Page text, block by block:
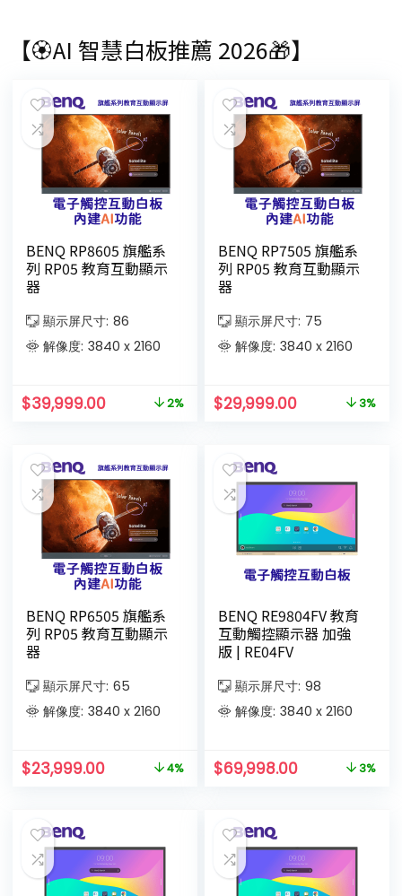
【🏵AI 智慧白板推薦 2026🎁】
BENQ RP8605 旗艦系
列 RP05 教育互動顯示
器
顯示屏尺寸: 86
解像度: 3840 x 2160
$39,999.00 2%
BENQ RP7505 旗艦系
列 RP05 教育互動顯示
器
顯示屏尺寸: 75
解像度: 3840 x 2160
$29,999.00 3%
BENQ RP6505 旗艦系
列 RP05 教育互動顯示
器
顯示屏尺寸: 65
解像度: 3840 x 2160
$23,999.00 4%
BENQ RE9804FV 教育
互動觸控顯示器 加強
版 | RE04FV
顯示屏尺寸: 98
解像度: 3840 x 2160
$69,998.00 3%